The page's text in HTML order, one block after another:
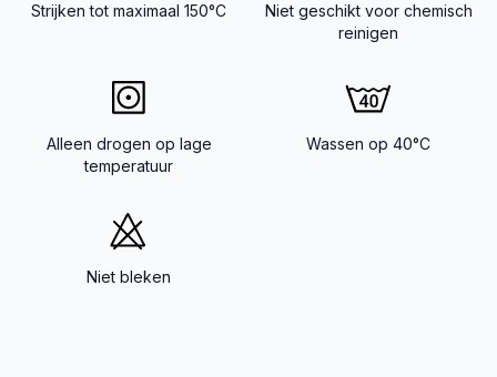
Strijken tot maximaal 150°C
Niet geschikt voor chemisch
reinigen
Alleen drogen op lage
temperatuur
Wassen op 40°C
Niet bleken